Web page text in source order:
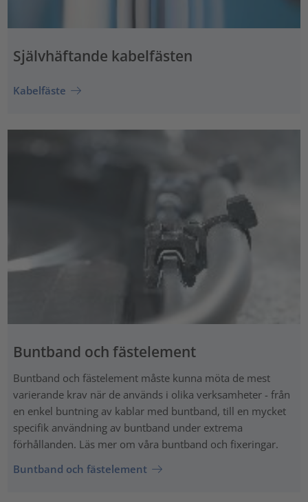
Självhäftande kabelfästen
Kabelfäste
Buntband och fästelement
Buntband och fästelement måste kunna möta de mest
varierande krav när de används i olika verksamheter - från
en enkel buntning av kablar med buntband, till en mycket
specifik användning av buntband under extrema
förhållanden. Läs mer om våra buntband och fixeringar.
Buntband och fästelement